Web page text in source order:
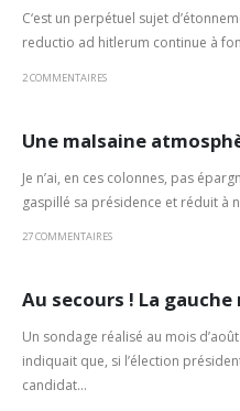
C‘est un perpétuel sujet
re­ductio ad hitlerum con­tinue à
2 COMMENTAIRES
Une malsaine
Je n’ai, en ces colonnes, pas
gaspillé sa présidence et réduit à
27 COMMENTAIRES
Au secours ! La
Un sondage réalisé au mois
indiquait que, si l’élection
candidat...